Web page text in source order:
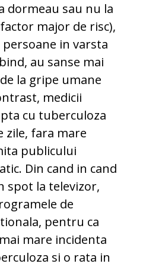
dormeau sau nu la
major de risc),
in varsta
au sanse mai
la gripe umane
medicii
cu tuberculoza
zile, fara mare
publicului
Din cand in cand
spot la televizor,
de
pentru ca
mare incidenta
si o rata in